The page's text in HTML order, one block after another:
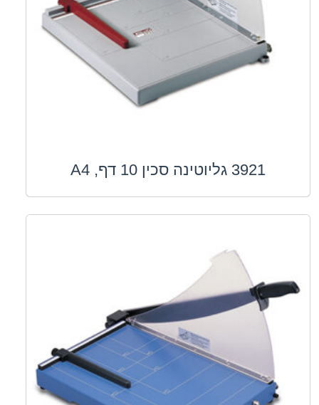
3921 גליוטינה סכין 10 דף, A4